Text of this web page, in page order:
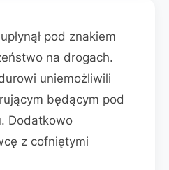
pod znakiem
na drogach.
uniemożliwili
będącym pod
Dodatkowo
z cofniętymi